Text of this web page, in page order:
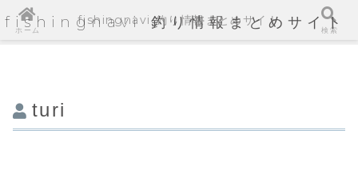
fishingnavi 釣り情報まとめサイト
turi
ホーム
fishingnavi 釣り情報まとめサイト
検索